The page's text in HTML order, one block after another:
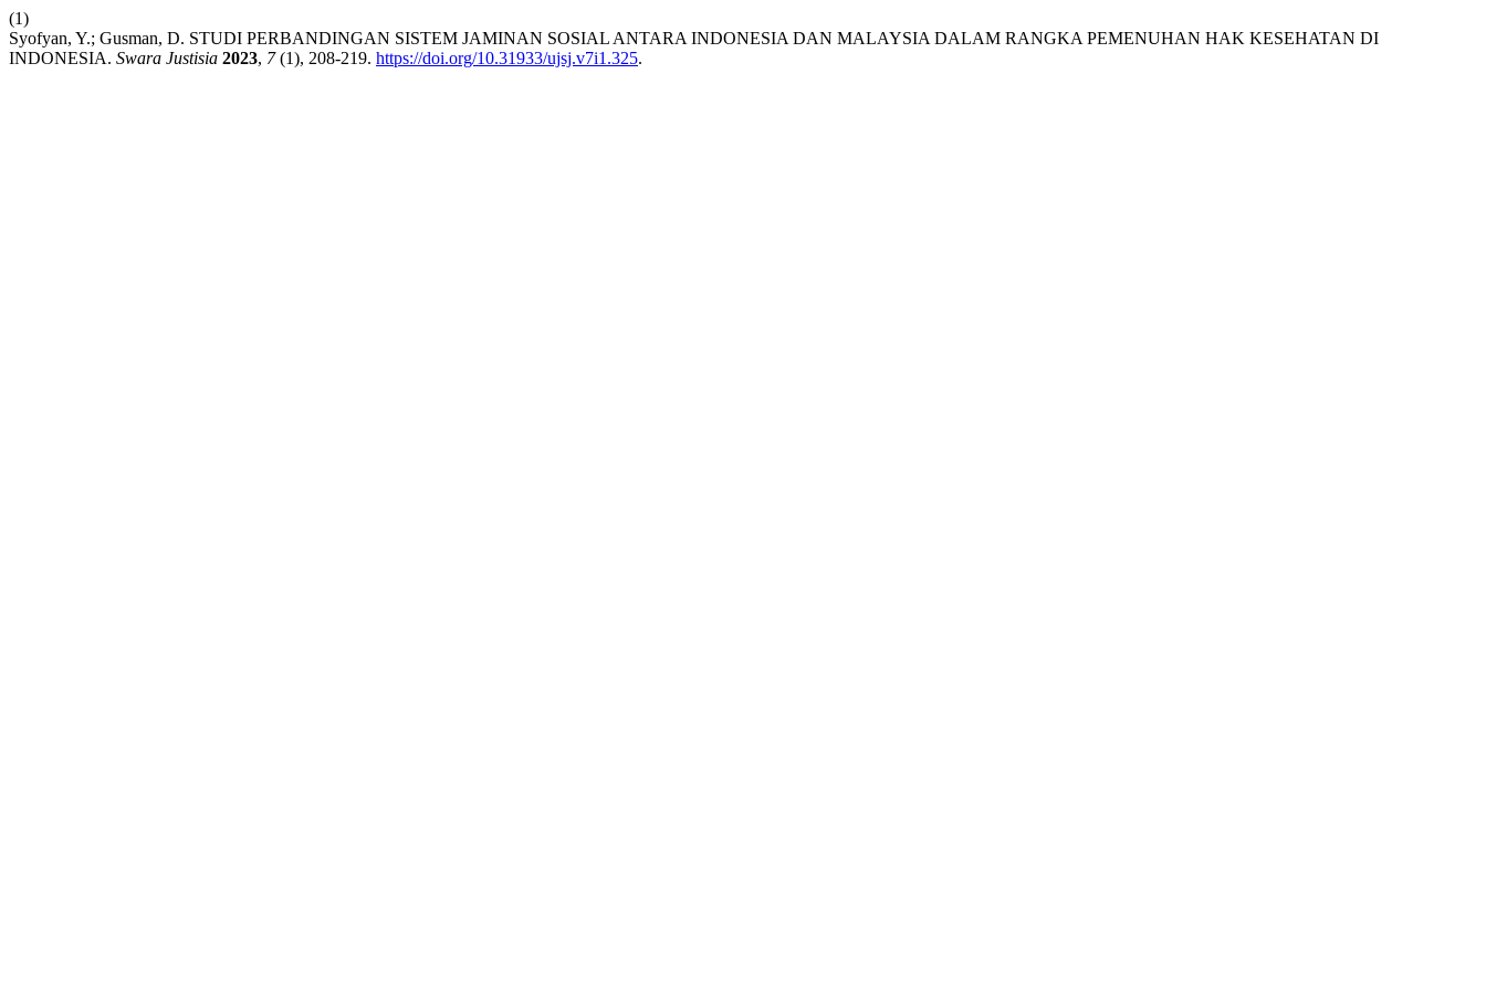
(1)
Syofyan, Y.; Gusman, D. STUDI PERBANDINGAN SISTEM JAMINAN SOSIAL ANTARA INDONESIA DAN MALAYSIA DALAM RANGKA PEMENUHAN HAK KESEHATAN DI
INDONESIA. Swara Justisia 2023, 7(1), 208-219. https://doi.org/10.31933/ujsj.v7i1.325.